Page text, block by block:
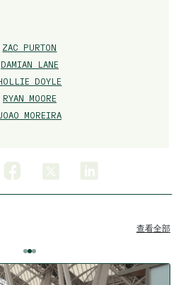
ZAC PURTON
DAMIAN LANE
DOYLE
RYAN MOORE
MOREIRA
查看全部